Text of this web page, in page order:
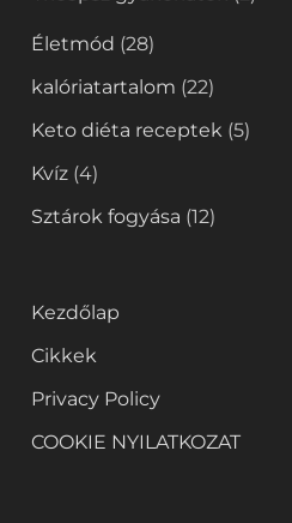
Életmód (28)
kalóriatartalom (22)
Keto diéta receptek (5)
Kvíz (4)
Sztárok fogyása (12)
Kezdőlap
Cikkek
Privacy Policy
COOKIE NYILATKOZAT